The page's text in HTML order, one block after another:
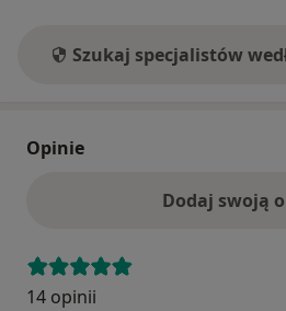
Szukaj specjalistów
Opinie
Dodaj swoją
14 opinii